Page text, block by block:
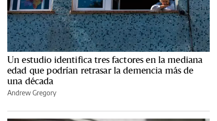
Un estudio identifica tres factores en la mediana
edad que podrían retrasar la demencia más de
una década
Andrew Gregory